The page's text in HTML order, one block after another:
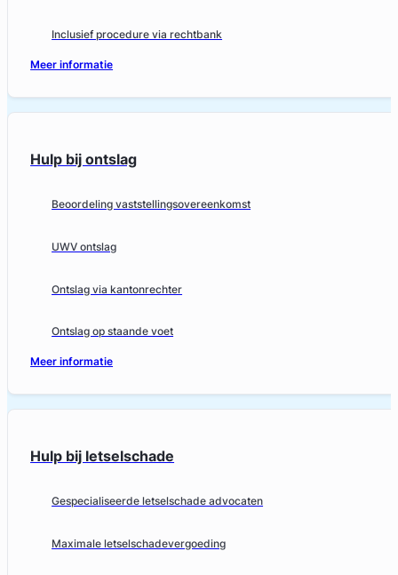
Inclusief procedure via rechtbank
Meer informatie
Hulp bij ontslag
Beoordeling vaststellingsovereenkomst
UWV ontslag
Ontslag via kantonrechter
Ontslag op staande voet
Meer informatie
Hulp bij letselschade
Gespecialiseerde letselschade advocaten
Maximale letselschadevergoeding